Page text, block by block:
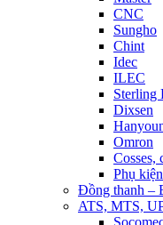
CNC
Sungho
Chint
Idec
ILEC
Sterling
Dixsen
Omron
Cosses,
Phụ
Đồng thanh –
ATS, MTS,